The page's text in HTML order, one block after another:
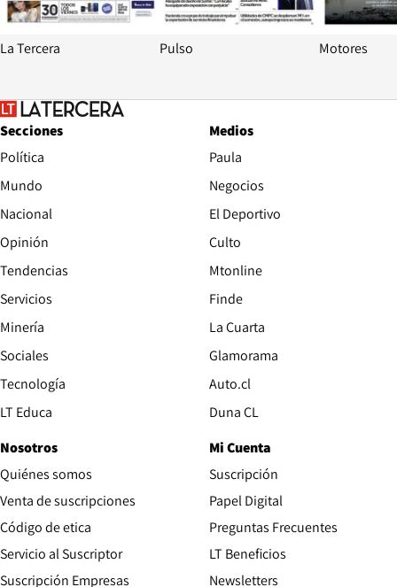
La Tercera Pulso Motores
Secciones
Política
Mundo
Nacional
Opinión
Tendencias
Servicios
Minería
Sociales
Tecnología
LT Educa
Medios
Paula
Negocios
El Deportivo
Culto
Mtonline
Finde
La Cuarta
Glamorama
Auto.cl
Duna CL
Nosotros
Quiénes somos
Venta de suscripciones
Código de etica Opens in new window
Servicio al Suscriptor
Suscripción Empresas
Mi Cuenta
Suscripción
Papel Digital
Preguntas Frecuentes
LT Beneficios
Newsletters